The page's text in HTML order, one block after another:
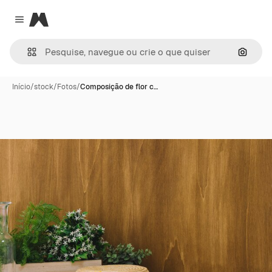
Close menu
Magnific
Início/stock/Fotos/Composição de flor c…